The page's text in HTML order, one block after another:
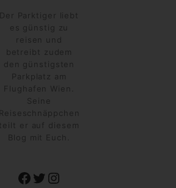
Der Parktiger liebt
es günstig zu
reisen und
betreibt zudem
den günstigsten
Parkplatz am
Flughafen Wien.
Seine
Reiseschnäppchen
teilt er auf diesem
Blog mit Euch.
Facebook
TwitterInstagram